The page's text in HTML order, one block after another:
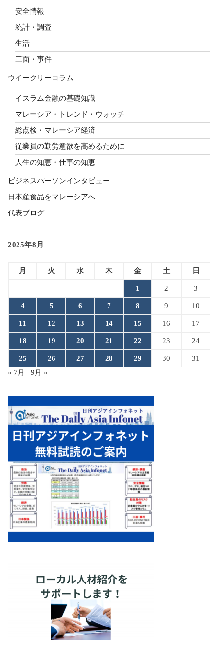
安全情報
統計・調査
生活
三面・事件
ウイークリーコラム
イスラム金融の基礎知識
マレーシア・トレンド・ウォッチ
総点検・マレーシア経済
従業員の勤労意欲を高めるために
人生の知恵・仕事の知恵
ビジネスパーソンインタビュー
日本産食品をマレーシアへ
代表ブログ
2025年8月
月 火 水 木 金 土 日
1 2 3
4 5 6 7 8 9 10
11 12 13 14 15 16 17
18 19 20 21 22 23 24
25 26 27 28 29 30
31
« 7月
9月 »